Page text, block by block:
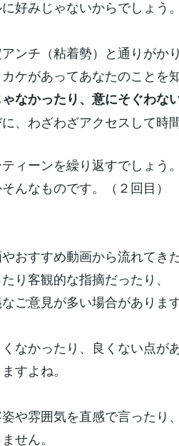
好みじゃないからでしょう。
ンチ（粘着勢）と通りがか
ケがあってあなたのことを知
なかったり、意にそぐわな
、わざわざアクセスして時
ィーンを繰り返すでしょう。
んなものです。（２回目）
おすすめ動画から流れてき
り客観的な指摘だったり、
ご意見が多い場合があります
なかったり、良くない点が
すよね。
や雰囲気を直感で言ったり
せん。